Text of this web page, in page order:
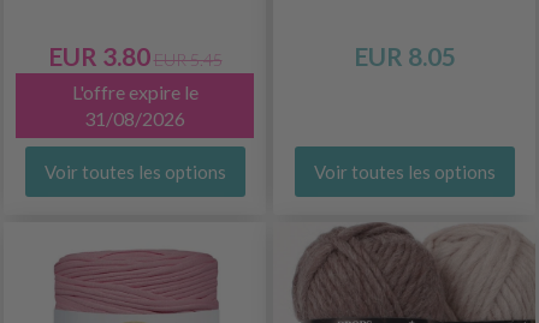
EUR 3.80 EUR 5.45
L'offre expire le
31/08/2026
Voir toutes les options
EUR 8.05
Voir toutes les options